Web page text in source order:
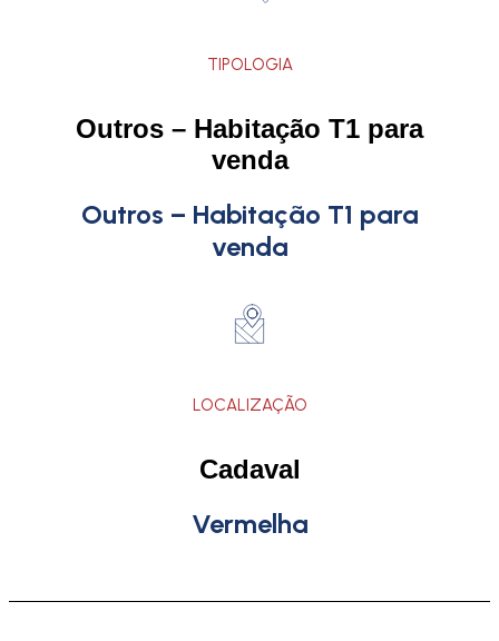
TIPOLOGIA
Outros – Habitação T1 para
venda
Outros – Habitação T1 para
venda
LOCALIZAÇÃO
Cadaval
Vermelha